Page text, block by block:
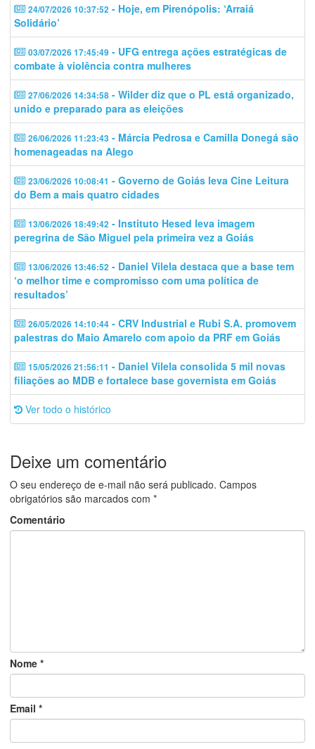
24/07/2026 10:37:52 - Hoje, em Pirenópolis: ‘Arraiá
Solidário’
03/07/2026 17:45:49 - UFG entrega ações estratégicas de
combate à violência contra mulheres
27/06/2026 14:34:58 - Wilder diz que o PL está organizado,
unido e preparado para as eleições
26/06/2026 11:23:43 - Márcia Pedrosa e Camilla Donegá são
homenageadas na Alego
23/06/2026 10:08:41 - Governo de Goiás leva Cine Leitura
do Bem a mais quatro cidades
13/06/2026 18:49:42 - Instituto Hesed leva imagem
peregrina de São Miguel pela primeira vez a Goiás
13/06/2026 13:46:52 - Daniel Vilela destaca que a base tem
‘o melhor time e compromisso com uma política de
resultados’
26/05/2026 14:10:44 - CRV Industrial e Rubi S.A. promovem
palestras do Maio Amarelo com apoio da PRF em Goiás
15/05/2026 21:56:11 - Daniel Vilela consolida 5 mil novas
filiações ao MDB e fortalece base governista em Goiás
Ver todo o histórico
Deixe um comentário
O seu endereço de e-mail não será publicado. Campos
obrigatórios são marcados com *
Comentário
Nome *
Email *